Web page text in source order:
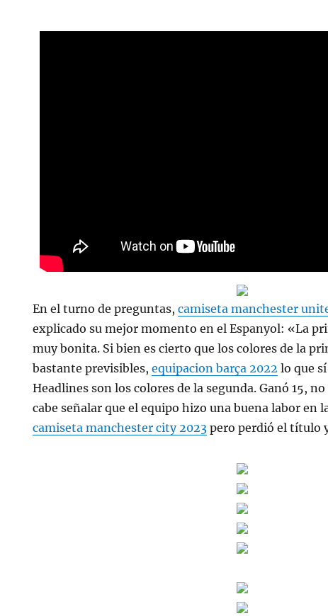
En el turno de preguntas,camiseta manchester
explicado su mejor momento en el Espanyol: «La
muy bonita. Si bien es cierto que los colores de la
bastante previsibles,equipacion barça 2022 lo que
Headlines son los colores de la segunda. Ganó 15,
cabe señalar que el equipo hizo una buena labor en
camiseta manchester city 2023 pero perdió el título